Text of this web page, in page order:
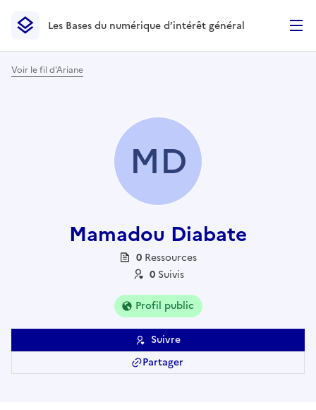
Les Bases du numérique d’intérêt général- Retour à la
Les Bases du numérique d’intérêt général
Voir le fil d'Ariane
MD
Mamadou Diabate
0 Ressources
0 Suivis
Profil public
Suivre
Partager